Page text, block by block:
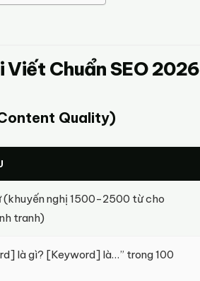
Chuẩn SEO 2026
Quality)
(khuyến nghị 1500-2500 từ cho
tranh)
là gì? [Keyword] là…” trong 100